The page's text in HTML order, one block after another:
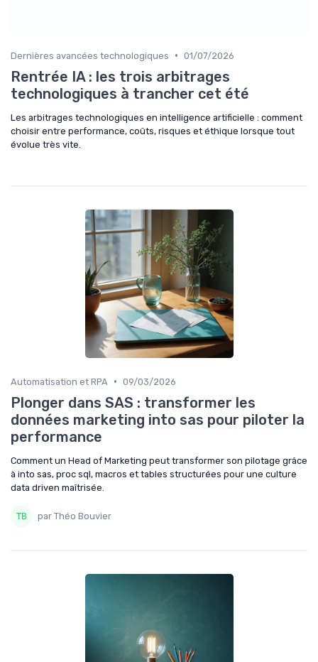
Dernières avancées technologiques • 01/07/2026
Rentrée IA : les trois arbitrages
technologiques à trancher cet été
Les arbitrages technologiques en intelligence artificielle : comment
choisir entre performance, coûts, risques et éthique lorsque tout
évolue très vite.
Automatisation et RPA • 09/03/2026
Plonger dans SAS : transformer les
données marketing into sas pour piloter la
performance
Comment un Head of Marketing peut transformer son pilotage grâce
à into sas, proc sql, macros et tables structurées pour une culture
data driven maîtrisée.
par Théo Bouvier